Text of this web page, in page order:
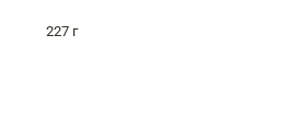
227 г